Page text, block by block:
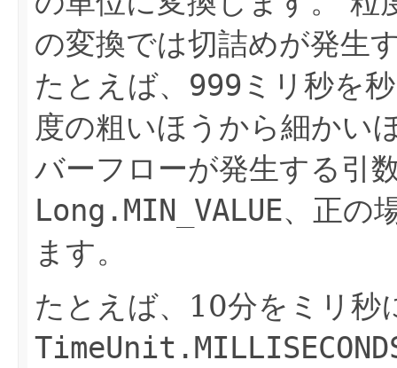
の変換では切詰めが発生
たとえば、 999 ミリ秒を
度の粗いほうから細かい
バーフローが発生する引
Long.MIN_VALUE、正の
ます。
たとえば、10分をミリ秒